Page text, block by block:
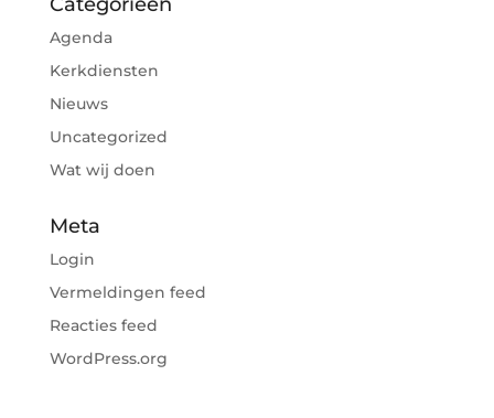
Agenda
Kerkdiensten
Nieuws
Uncategorized
Wat wij doen
Meta
Login
Vermeldingen feed
Reacties feed
WordPress.org